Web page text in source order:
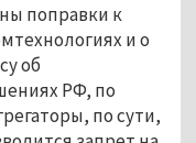
поправки к
и о
об
РФ, по
по сути,